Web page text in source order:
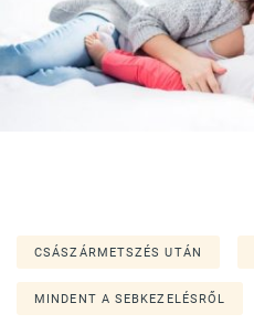
CSÁSZÁRMETSZÉS UTÁN
MINDENT A SEBKEZELÉSRŐL